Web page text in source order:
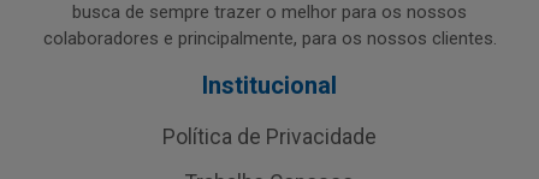
busca de sempre trazer o melhor para os nossos
colaboradores e principalmente, para os nossos clientes.
Institucional
Política de Privacidade